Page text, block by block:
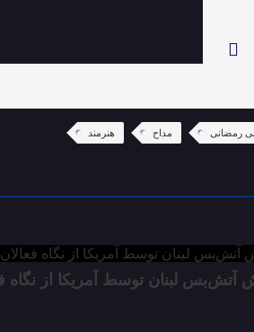
رمضانی مداح هنرمند
لبنان توسط آمریکا از نگاه